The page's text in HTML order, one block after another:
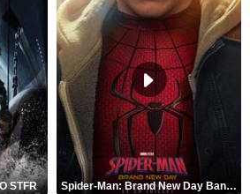
STFR Spider-Man: Brand New Day Bande-annonce VO STFR